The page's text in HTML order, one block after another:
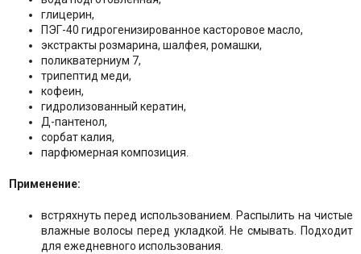
глицерин,
ПЭГ-40 гидрогенизированное касторовое масло,
экстракты розмарина, шалфея, ромашки,
поликватерниум 7,
трипептид меди,
кофеин,
гидролизованный кератин,
Д-пантенол,
сорбат калия,
парфюмерная композиция.
Применение:
встряхнуть перед использованием. Распылить на чистые
влажные волосы перед укладкой. Не смывать. Подходит
для ежедневного использования.